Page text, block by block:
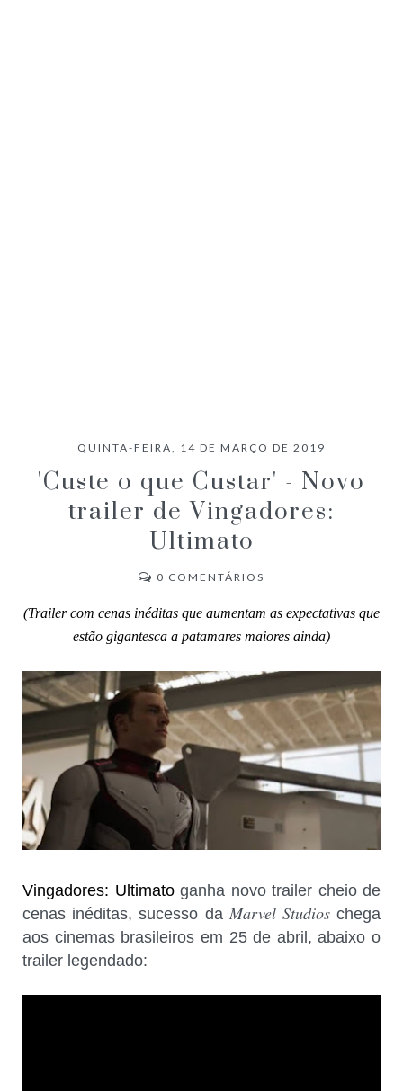
QUINTA-FEIRA, 14 DE MARÇO DE 2019
'Custe o que Custar' - Novo
trailer de Vingadores:
Ultimato
0 COMENTÁRIOS
(Trailer com cenas inéditas que aumentam as expectativas que
estão gigantesca a patamares maiores ainda)
Vingadores: Ultimatoganha novo trailer cheio de
cenas inéditas, sucesso da Marvel Studioschega
aos cinemas brasileiros em 25 de abril, abaixo o
trailer legendado: